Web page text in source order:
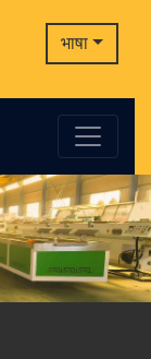
भाषा